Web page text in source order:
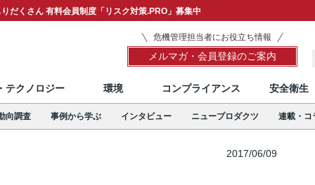
だくさん 有料会員制度「リスク対策.PRO」募集中
危機管理担当者にお役立ち情報
メルマガ・会員登録のご案内
テクノロジー 環境 コンプライアンス 安全衛生
向調査 事例から学ぶ インタビュー ニュープロダクツ 連載・コ
2017/06/09